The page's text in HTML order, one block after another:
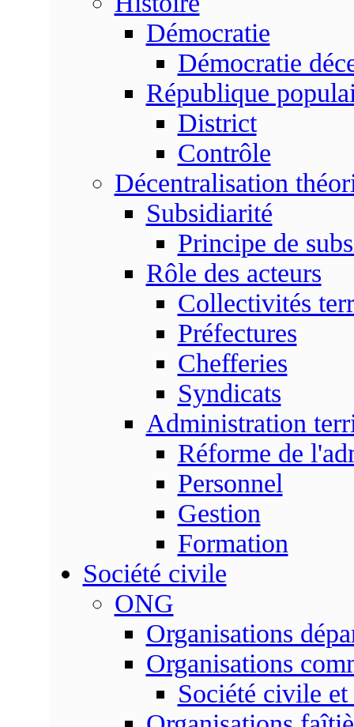
Démocratie
Démocratie
République
District
Contrôle
Décentralisation
Subsidiarité
Principe de
Rôle des acteurs
Collectivités
Préfectures
Chefferies
Syndicats
Administration
Réforme de
Personnel
Gestion
Formation
Société civile
ONG
Organisations
Organisations
Société civile